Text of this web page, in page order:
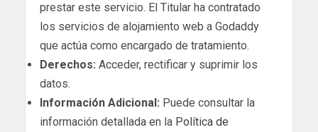
prestar este servicio. El Titular ha contratado
los servicios de alojamiento web a Godaddy
que actúa como encargado de tratamiento.
Derechos: Acceder, rectificar y suprimir los
datos.
Información Adicional: Puede consultar la
información detallada en la Política de